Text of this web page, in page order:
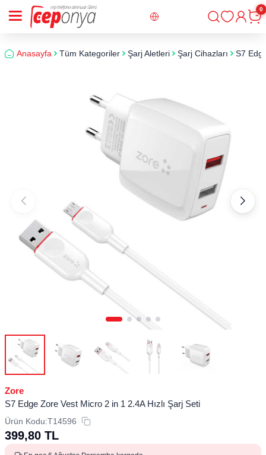
Giriş
0
Anasayfa Tüm Kategoriler Şarj Aletleri Şarj Cihazları S7
Zore
S7 Edge Zore Vest Micro 2 in 1 2.4A Hızlı Şarj Seti
Ürün Kodu:T14596
399,80 TL